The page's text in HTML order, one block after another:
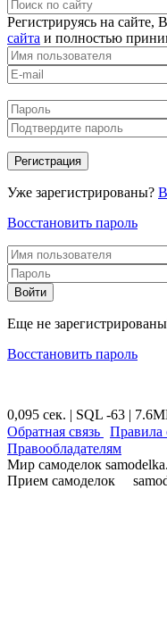
Регистрируясь на сайте,
сайта и полностью
Регистрация
Уже зарегистрированы?
Восстановить пароль
Войти
Еще не
Восстановить пароль
0,095 сек. | SQL -63 |
Обратная связь
Правила
Правообладателям
Мир самоделок
Прием самоделок